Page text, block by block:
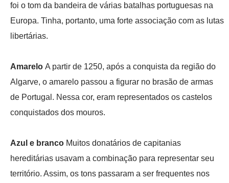
foi o tom da bandeira de várias batalhas portuguesas na
Europa. Tinha, portanto, uma forte associação com as lutas
libertárias.
Amarelo A partir de 1250, após a conquista da região do
Algarve, o amarelo passou a figurar no brasão de armas
de Portugal. Nessa cor, eram representados os castelos
conquistados dos mouros.
Azul e branco Muitos donatários de capitanias
hereditárias usavam a combinação para representar seu
território. Assim, os tons passaram a ser frequentes nos